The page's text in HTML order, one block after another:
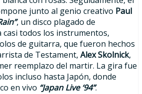
junto al genio creativo Paul
, un disco plagado de
casi todos los instrumentos,
de guitarra, que fueron hechos
de Testament, Alex Skolnick,
reemplazo del martir. La gira fue
incluso hasta Japón, donde
en vivo “Japan Live ‘94”.